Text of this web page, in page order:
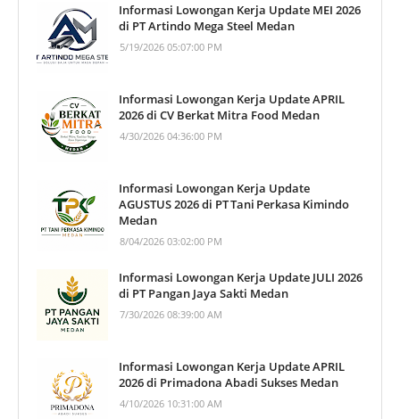
Informasi Lowongan Kerja Update MEI 2026
di PT Artindo Mega Steel Medan
5/19/2026 05:07:00 PM
Informasi Lowongan Kerja Update APRIL
2026 di CV Berkat Mitra Food Medan
4/30/2026 04:36:00 PM
Informasi Lowongan Kerja Update
AGUSTUS 2026 di PT Tani Perkasa Kimindo
Medan
8/04/2026 03:02:00 PM
Informasi Lowongan Kerja Update JULI 2026
di PT Pangan Jaya Sakti Medan
7/30/2026 08:39:00 AM
Informasi Lowongan Kerja Update APRIL
2026 di Primadona Abadi Sukses Medan
4/10/2026 10:31:00 AM